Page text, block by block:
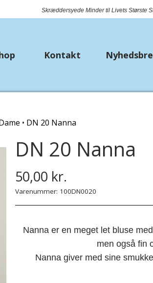
Skræddersyede Minder til Livets Største
Bio Lana
Piuma
Hækle/strikkekit dyr
Jersey
Kontakt
DN 20 Nanna
DN 20 Nanna
50,00 kr.
Varenummer: 100DN0020
Nanna er en meget let bluse
men også fin
Nanna giver med sine